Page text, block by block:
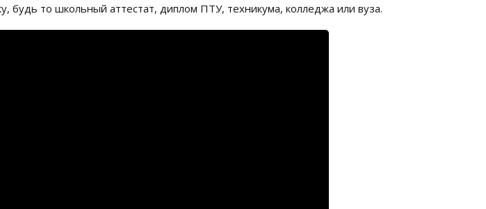
будь то школьный аттестат, диплом ПТУ, техникума, колледжа или вуза.